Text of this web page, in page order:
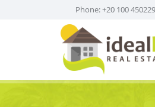
Phone: +20 100